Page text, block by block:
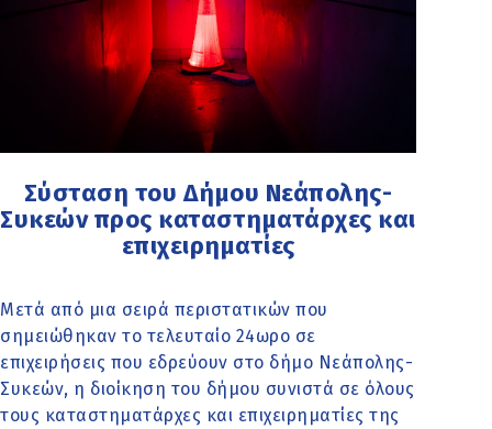
Σύσταση του Δήμου Νεάπολης-
Συκεών προς καταστηματάρχες και
επιχειρηματίες
Μετά από μια σειρά περιστατικών που
σημειώθηκαν το τελευταίο 24ωρο σε
επιχειρήσεις που εδρεύουν στο δήμο Νεάπολης-
Συκεών, η διοίκηση του δήμου συνιστά σε όλους
τους καταστηματάρχες και επιχειρηματίες της